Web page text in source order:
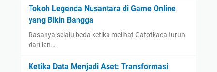
Tokoh Legenda Nusantara di Game Online
yang Bikin Bangga
Rasanya selalu beda ketika melihat Gatotkaca turun
dari lan…
Ketika Data Menjadi Aset: Transformasi